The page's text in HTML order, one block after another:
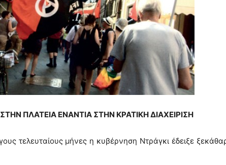
ΠΛΑΤΕΙΑ ΕΝΑΝΤΙΑ ΣΤΗΝ ΚΡΑΤΙΚΗ ΔΙΑΧΕΙΡΙΣΗ
τελευταίους μήνες η κυβέρνηση Ντράγκι έδειξε